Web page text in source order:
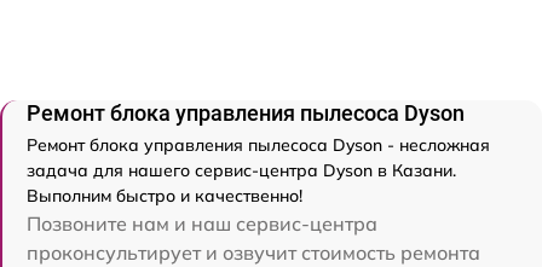
Ремонт блока управления пылесоса Dyson
Ремонт блока управления пылесоса Dyson - несложная
задача для нашего сервис-центра Dyson в Казани.
Выполним быстро и качественно!
Позвоните нам и наш сервис-центра
проконсультирует и озвучит стоимость ремонта